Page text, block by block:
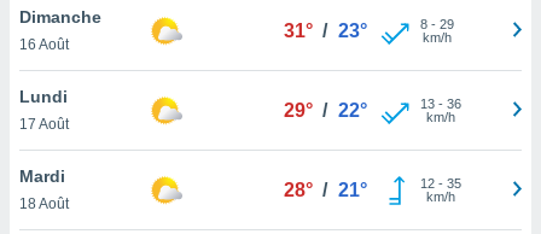
en
de
Dimanche
16 Août
31° / 23° 8- 29
km/h
Lundi
17 Août
29° / 22° 13- 36
km/h
Mardi
18 Août
28° / 21° 12- 35
km/h